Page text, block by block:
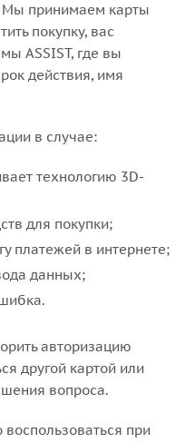
Мы принимаем карты
покупку, вас
ASSIST, где вы
действия, имя
в случае:
технологию 3D-
для покупки;
платежей в интернете;
данных;
авторизацию
другой картой или
вопроса.
при